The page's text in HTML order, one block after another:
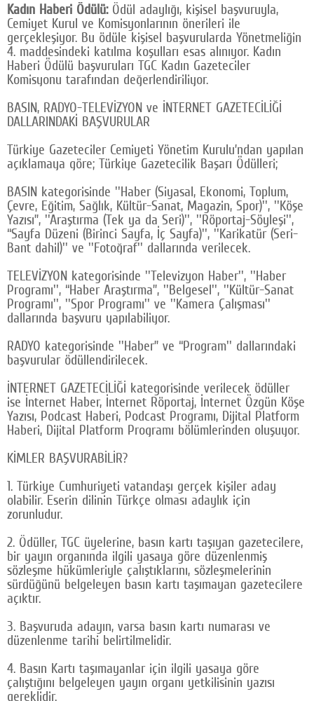
Kadın Haberi Ödülü:Ödül adaylığı, kişisel başvuruyla,
Cemiyet Kurul ve Komisyonlarının önerileri ile
gerçekleşiyor. Bu ödüle kişisel başvurularda Yönetmeliğin
4. maddesindeki katılma koşulları esas alınıyor. Kadın
Haberi Ödülü başvuruları TGC Kadın Gazeteciler
Komisyonu tarafından değerlendiriliyor.
BASIN, RADYO-TELEVİZYON ve İNTERNET GAZETECİLİĞİ
DALLARINDAKİ BAŞVURULAR
Türkiye Gazeteciler Cemiyeti Yönetim Kurulu’ndan yapılan
açıklamaya göre; Türkiye Gazetecilik Başarı Ödülleri;
BASIN kategorisinde ''Haber (Siyasal, Ekonomi, Toplum,
Çevre, Eğitim, Sağlık, Kültür-Sanat, Magazin, Spor)'', ''Köşe
Yazısı”, ''Araştırma (Tek ya da Seri)'', ''Röportaj-Söyleşi'',
“Sayfa Düzeni (Birinci Sayfa, İç Sayfa)'', ''Karikatür (Seri-
Bant dahil)'' ve ''Fotoğraf'' dallarında verilecek.
TELEVİZYON kategorisinde ''Televizyon Haber'', ''Haber
Programı'', “Haber Araştırma”, ''Belgesel'', ''Kültür-Sanat
Programı'', ''Spor Programı'' ve ''Kamera Çalışması''
dallarında başvuru yapılabiliyor.
RADYO kategorisinde ''Haber” ve “Program'' dallarındaki
başvurular ödüllendirilecek.
İNTERNET GAZETECİLİĞİ kategorisinde verilecek ödüller
ise İnternet Haber, İnternet Röportaj, İnternet Özgün Köşe
Yazısı, Podcast Haberi, Podcast Programı, Dijital Platform
Haberi, Dijital Platform Programı bölümlerinden oluşuyor.
KİMLER BAŞVURABİLİR?
1. Türkiye Cumhuriyeti vatandaşı gerçek kişiler aday
olabilir. Eserin dilinin Türkçe olması adaylık için
zorunludur.
2. Ödüller, TGC üyelerine, basın kartı taşıyan gazetecilere,
bir yayın organında ilgili yasaya göre düzenlenmiş
sözleşme hükümleriyle çalıştıklarını, sözleşmelerinin
sürdüğünü belgeleyen basın kartı taşımayan gazetecilere
açıktır.
3. Başvuruda adayın, varsa basın kartı numarası ve
düzenlenme tarihi belirtilmelidir.
4. Basın Kartı taşımayanlar için ilgili yasaya göre
çalıştığını belgeleyen yayın organı yetkilisinin yazısı
gereklidir.